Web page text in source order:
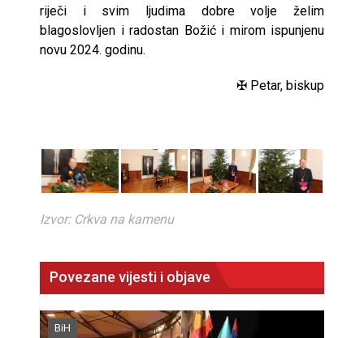
riječi i svim ljudima dobre volje želim
blagoslovljen i radostan Božić i mirom ispunjenu
novu 2024. godinu.
✠ Petar, biskup
Izvor: Crkva na kamenu
Povezane vijesti i objave
BiH